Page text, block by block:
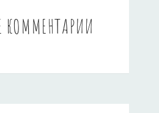
КОММЕНТАРИИ